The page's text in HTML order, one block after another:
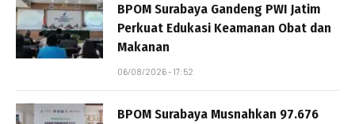
BPOM Surabaya Gandeng PWI Jatim
Perkuat Edukasi Keamanan Obat dan
Makanan
06/08/2026 - 17:52
BPOM Surabaya Musnahkan 97.676